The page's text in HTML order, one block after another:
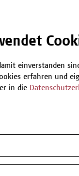
einverstanden
erfahren und
in die